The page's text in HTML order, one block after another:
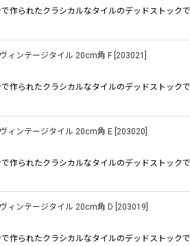
で作られたクラシカルなタイルのデッドストッ
ィンテージタイル 20cm角 F 203021
で作られたクラシカルなタイルのデッドストック
ィンテージタイル 20cm角 E 203020
で作られたクラシカルなタイルのデッドストック
ィンテージタイル 20cm角 D 203019
で作られたクラシカルなタイルのデッドストック